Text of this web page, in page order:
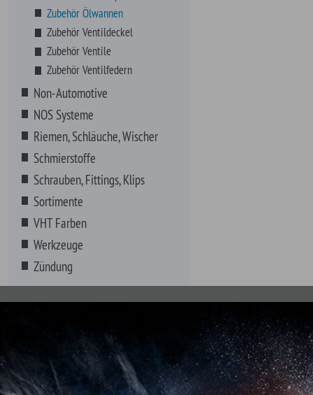
VHT Farben
Werkzeuge
Zündung